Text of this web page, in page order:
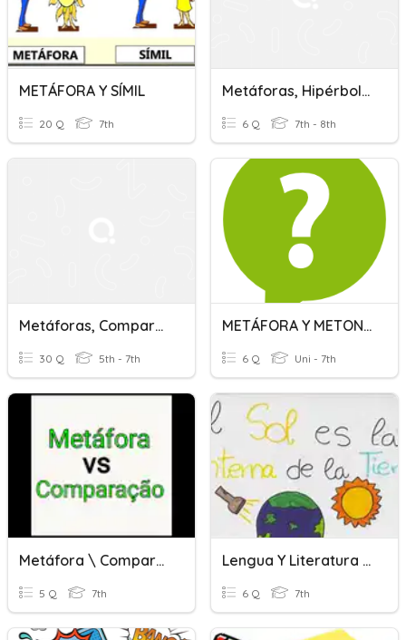
METÁFORA Y SÍMIL
20 Q 7th
Metáforas, Hipérbole Y Comparación
6 Q 7th - 8th
Metáforas, Comparaciones Y Personificaciones
30 Q 5th - 7th
METÁFORA Y METONIMIA
6 Q Uni - 7th
Metáfora \ Comparação
5 Q 7th
Lengua Y Literatura - Metáfora
6 Q 7th